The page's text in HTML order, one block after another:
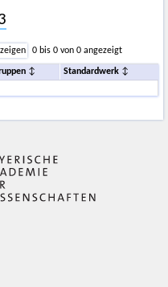
0 bis 0 von 0 angezeigt
Standardwerk